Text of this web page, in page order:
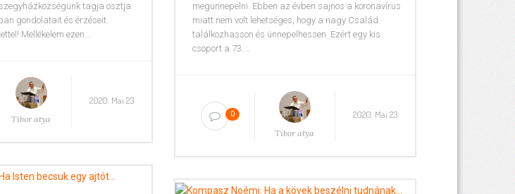
tagja osztja
gondolatait és érzéseit.
Mellékelem ezen...
Tibor atya
2020. Mai 23
megünnepelni. Ebben az évben sajnos a koronavírus
miatt nem volt lehetséges, hogy a nagy Család
találkozhasson és ünnepelhessen. Ezért egy kis
csoport a 73....
0
Tibor atya
2020. Mai 23